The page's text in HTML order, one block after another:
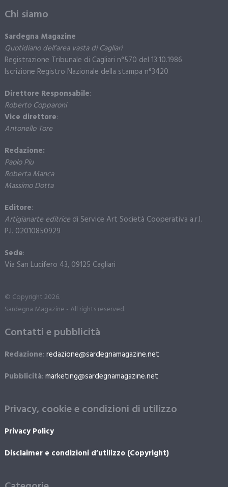
Chi siamo
Sardegna Magazine
Quotidiano dell’area vasta di Cagliari
Registrazione Tribunale di Cagliari n°570 del 13.10.1986
Iscrizione Registro Nazionale della stampa n°3420
Direttore Responsabile:
Roberto Copparoni
Vice direttore:
Antonello Tore
Redazione:
Paolo Piu
Roberta Manca
Massimo Dotta
Editore:
Artigianarte editricedi Service Art Società Cooperativa a.r.l.
P.I. 02010850929
Sede:
Via San Lucifero 43, 09125 Cagliari
© Copyright 2026.
Sardegna Magazine - All rights reserved.
Contatti e pubblicità
Redazione: redazione@sardegnamagazine.net
Pubblicità: marketing@sardegnamagazine.net
Privacy, cookie e condizioni di utilizzo
Privacy Policy
Disclaimer e condizioni d’utilizzo (Copyright)